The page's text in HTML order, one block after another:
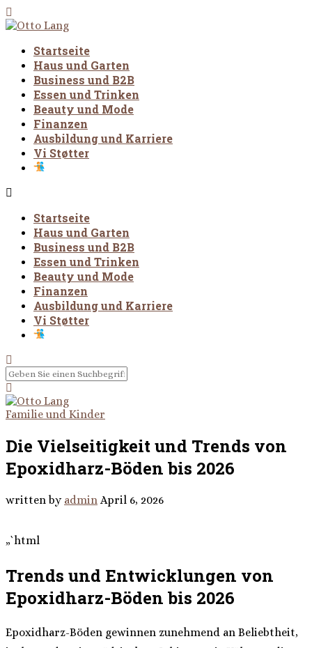
Startseite
Haus und Garten
Business und B2B
Essen und Trinken
Beauty und Mode
Finanzen
Ausbildung und Karriere
Vi Støtter
Startseite
Haus und Garten
Business und B2B
Essen und Trinken
Beauty und Mode
Finanzen
Ausbildung und Karriere
Vi Støtter
Familie und Kinder
Die Vielseitigkeit und Trends von
Epoxidharz-Böden bis 2026
written by admin April 6, 2026
„`html
Trends und Entwicklungen von
Epoxidharz-Böden bis 2026
Epoxidharz-Böden gewinnen zunehmend an Beliebtheit,